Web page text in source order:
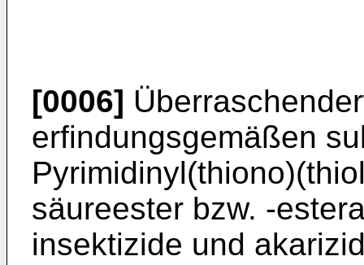
[0006]
erfindungsgemäßen
säureester bzw. -
insektizide und